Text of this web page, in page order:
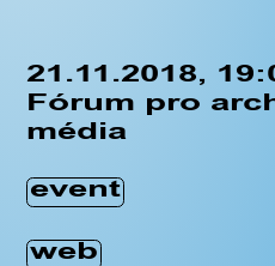
21.11.2018,
Fórum pro
média
event
web